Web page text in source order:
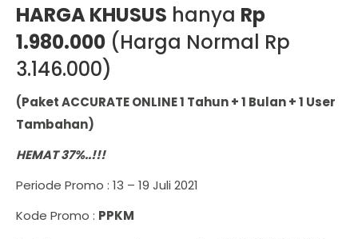
HARGA KHUSUS hanya Rp
1.980.000 (Harga Normal Rp
3.146.000)
(Paket ACCURATE ONLINE 1 Tahun + 1 Bulan + 1 User
Tambahan)
HEMAT 37%..!!!
Periode Promo : 13 – 19 Juli 2021
Kode Promo : PPKM